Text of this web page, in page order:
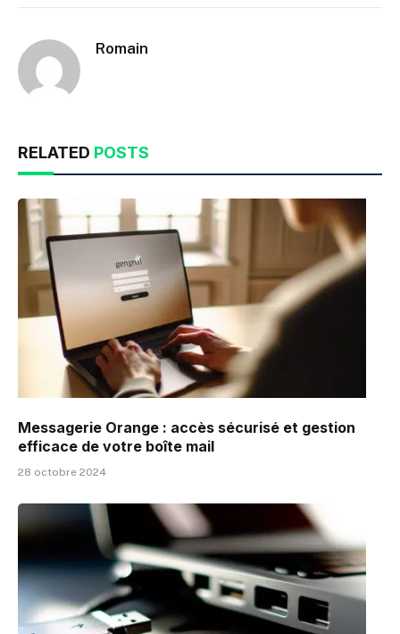
Romain
RELATED POSTS
Messagerie Orange : accès sécurisé et gestion
efficace de votre boîte mail
28 octobre 2024